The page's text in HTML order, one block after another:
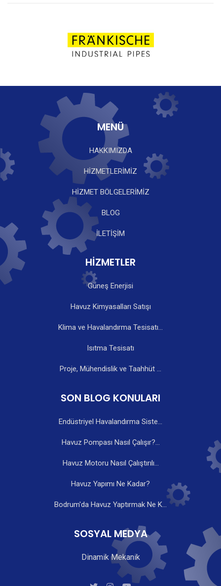
MENÜ
HAKKIMIZDA
HİZMETLERİMİZ
HİZMET BÖLGELERİMİZ
BLOG
İLETİŞİM
HİZMETLER
Güneş Enerjisi
Havuz Kimyasalları Satışı
Klima ve Havalandırma Tesisatı...
Isıtma Tesisatı
Proje, Mühendislik ve Taahhüt ...
SON BLOG KONULARI
Endüstriyel Havalandırma Siste...
Havuz Pompası Nasıl Çalışır?...
Havuz Motoru Nasıl Çalıştırılı...
Havuz Yapımı Ne Kadar?
Bodrum'da Havuz Yaptırmak Ne K...
SOSYAL MEDYA
Dinamik Mekanik